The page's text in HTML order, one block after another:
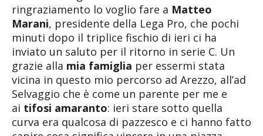
ringraziamento lo voglio fare a Matteo
Marani, presidente della Lega Pro, che pochi
minuti dopo il triplice fischio di ieri ci ha
inviato un saluto per il ritorno in serie C. Un
grazie alla mia famiglia per essermi stata
vicina in questo mio percorso ad Arezzo, all’ad
Selvaggio che è come un parente per me e
ai tifosi amaranto: ieri stare sotto quella
curva era qualcosa di pazzesco e ci hanno fatto